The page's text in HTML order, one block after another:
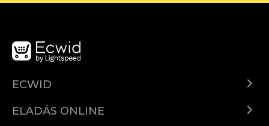
ECWID
Árkalkuláció
ELADÁS ONLINE